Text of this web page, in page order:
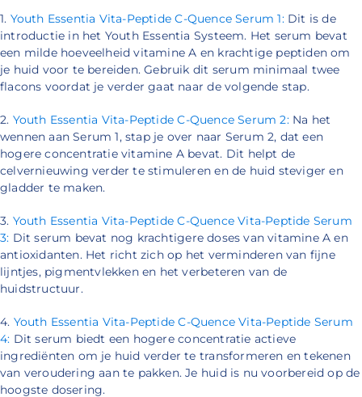
1. Youth Essentia Vita-Peptide C-Quence Serum 1:Dit is de
introductie in het Youth Essentia Systeem. Het serum bevat
een milde hoeveelheid vitamine A en krachtige peptiden om
je huid voor te bereiden. Gebruik dit serum minimaal twee
flacons voordat je verder gaat naar de volgende stap.
2. Youth Essentia Vita-Peptide C-Quence Serum 2:Na het
wennen aan Serum 1, stap je over naar Serum 2, dat een
hogere concentratie vitamine A bevat. Dit helpt de
celvernieuwing verder te stimuleren en de huid steviger en
gladder te maken.
3. Youth Essentia Vita-Peptide C-Quence Vita-Peptide Serum
3: Dit serum bevat nog krachtigere doses van vitamine A en
antioxidanten. Het richt zich op het verminderen van fijne
lijntjes, pigmentvlekken en het verbeteren van de
huidstructuur.
4. Youth Essentia Vita-Peptide C-Quence Vita-Peptide Serum
4: Dit serum biedt een hogere concentratie actieve
ingrediënten om je huid verder te transformeren en tekenen
van veroudering aan te pakken. Je huid is nu voorbereid op de
hoogste dosering.